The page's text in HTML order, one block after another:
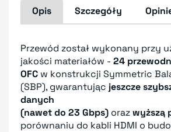
Opis Szczegóły
Przewód został wykonany przy
jakości materiałów - 24
OFC w konstrukcji Symmetric
(SBP), gwarantując jeszcze
danych
(nawet do 23 Gbps) orazwyższą
porównaniu do kabli HDMI o